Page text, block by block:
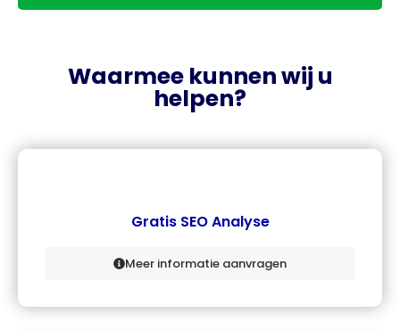
Waarmee kunnen wij u
helpen?
Gratis SEO Analyse
Meer informatie aanvragen